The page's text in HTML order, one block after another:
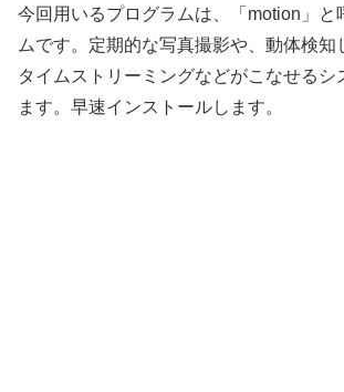
今回用いるプログラムは、「motion」と
ムです。定期的な写真撮影や、動体検知
タイムストリーミングなどがこなせるシ
ます。早速インストールします。